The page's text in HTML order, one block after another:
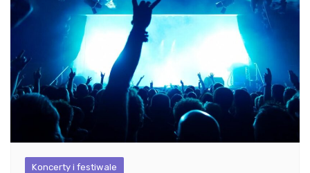
Koncerty i festiwale